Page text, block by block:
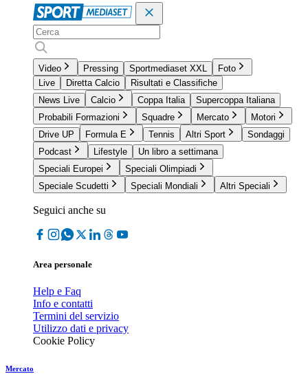
Video Pressing Sportmediaset XXL
Foto
Live
Diretta Calcio
Risultati e Classifiche
News Live
Calcio Coppa Italia
Supercoppa Italiana
Probabili Formazioni
Squadre Mercato
Motori
Drive UP
Formula E Tennis Altri Sport
Sondaggi
Podcast
Lifestyle
Un libro a settimana
Speciali Europei
Speciali Olimpiadi
Speciale Scudetti
Speciali Mondiali Altri Speciali
Seguici anche su
Area personale
Help e Faq
Info e contatti
Termini del servizio
Utilizzo dati e privacy
Cookie Policy
Mercato